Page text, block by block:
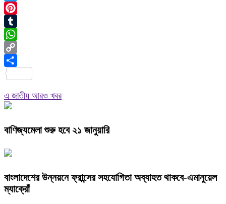
Twitter
Pinterest
Tumblr
WhatsApp
Copy
Link
এ জাতীয় আরও খবর
বাণিজ্যমেলা শুরু হবে ২১ জানুয়ারি
বাংলাদেশের উন্নয়নে ফ্রান্সের সহযোগিতা অব্যাহত থাকবে-এমানুয়েল
ম্যাক্রোঁ